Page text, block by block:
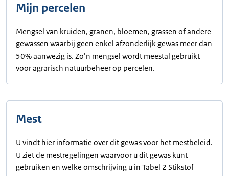
Mijn percelen
Mengsel van kruiden, granen, bloemen, grassen of andere
gewassen waarbij geen enkel afzonderlijk gewas meer dan
50% aanwezig is. Zo’n mengsel wordt meestal gebruikt
voor agrarisch natuurbeheer op percelen.
Mest
U vindt hier informatie over dit gewas voor het mestbeleid.
U ziet de mestregelingen waarvoor u dit gewas kunt
gebruiken en welke omschrijving u in Tabel 2 Stikstof